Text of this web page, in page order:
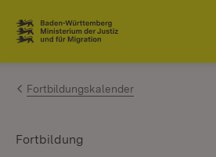
Zum Inhalt springen
Link zur Startseite
Fortbildungskalender
Fortbildung